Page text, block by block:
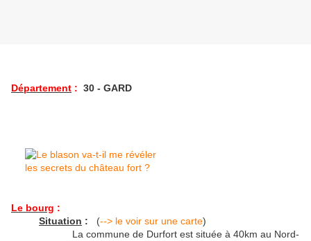
Département : 30 - GARD
Le bourg :
Situation : (--> le voir sur une carte)
La commune de Durfort est située à 40km au Nord-